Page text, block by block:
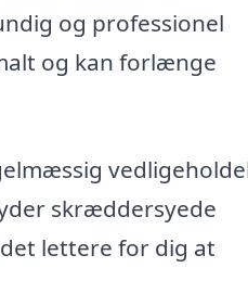
og professionel
og kan forlænge
skræddersyede
lettere for dig at